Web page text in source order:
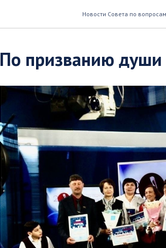
Новости Совета по
По призванию души